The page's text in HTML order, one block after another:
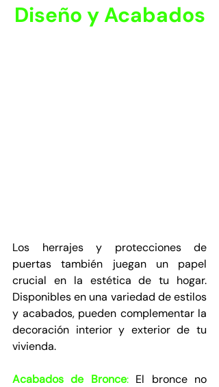
Diseño y Acabados
Los herrajes y protecciones de
puertas también juegan un papel
crucial en la estética de tu hogar.
Disponibles en una variedad de estilos
y acabados, pueden complementar la
decoración interior y exterior de tu
vivienda.
Acabados de Bronce: El bronce no